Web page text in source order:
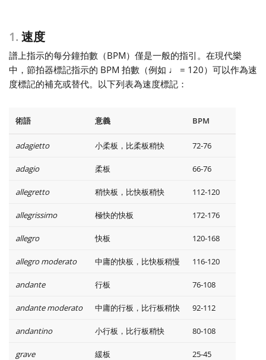
हिन्दी
Português
Svenska
Tiếng Việt
1. 速度
譜上指示的每分鐘拍數（BPM）僅是一般的指引。在現代樂
中，節拍器標記指示的 BPM 拍數（例如 ♩ = 120）可以作為速
度標記的補充或替代。以下列表為速度標記：
術語 意義 BPM
adagietto 小柔板，比柔板稍快 72-76
adagio 柔板 66-76
allegretto 稍快板，比快板稍快 112-120
allegrissimo 極快的快板 172-176
allegro 快板 120-168
allegro moderato 中庸的快板，比快板稍慢 116-120
andante 行板 76-108
andante moderato 中庸的行板，比行板稍快 92-112
andantino 小行板，比行板稍快 80-108
grave 緩板 25-45